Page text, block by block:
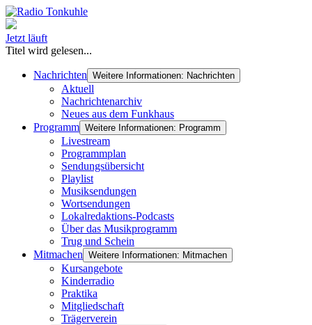
Jetzt läuft
Titel wird gelesen...
Nachrichten Weitere Informationen: Nachrichten
Aktuell
Nachrichtenarchiv
Neues aus dem Funkhaus
Programm Weitere Informationen: Programm
Livestream
Programmplan
Sendungsübersicht
Playlist
Musiksendungen
Wortsendungen
Lokalredaktions-Podcasts
Über das Musikprogramm
Trug und Schein
Mitmachen Weitere Informationen: Mitmachen
Kursangebote
Kinderradio
Praktika
Mitgliedschaft
Trägerverein